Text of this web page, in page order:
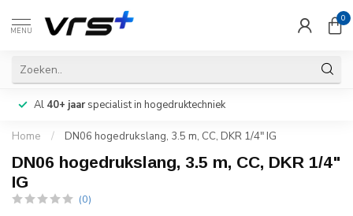
MENU
0
Al 40+ jaarspecialist in hogedruktechniek
Home / DN06 hogedrukslang, 3.5 m, CC, DKR 1/4" IG
DN06 hogedrukslang, 3.5 m, CC, DKR 1/4"
IG
(0)